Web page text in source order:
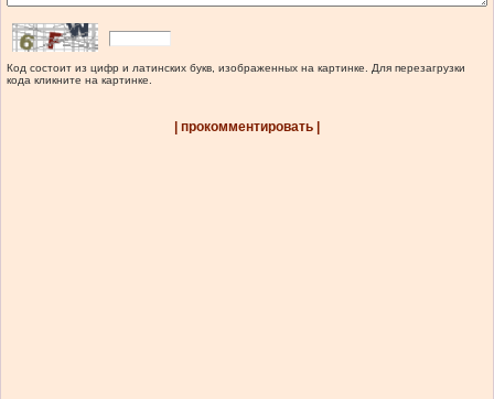
Код состоит из цифр и латинских букв, изображенных на картинке. Для перезагрузки
кода кликните на картинке.
| прокомментировать |